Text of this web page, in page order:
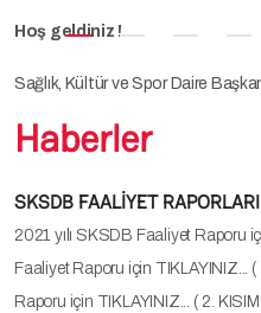
Hoş geldiniz !
Sağlık, Kültür ve Spor Daire
Haberler
SKSDB FAALİYET RAPORLARI
2021 yılı SKSDB Faaliyet Raporu
Faaliyet Raporu için TIKLAYINIZ...
Raporu için TIKLAYINIZ... ( 2.